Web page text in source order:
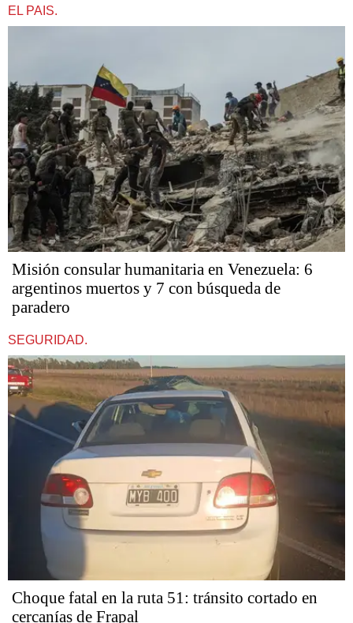
EL PAIS.
Misión consular humanitaria en Venezuela: 6
argentinos muertos y 7 con búsqueda de
paradero
SEGURIDAD.
Choque fatal en la ruta 51: tránsito cortado en
cercanías de Frapal